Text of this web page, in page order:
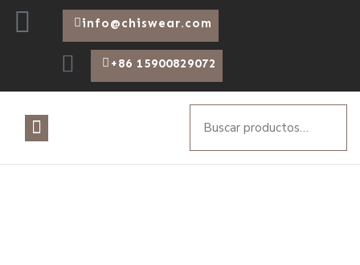
info@chiswear.com
+86 15900829072